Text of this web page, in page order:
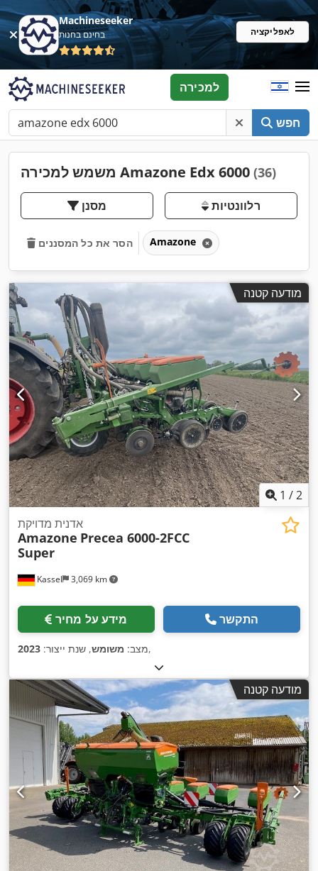
Machineseeker
בחינם בחנות לאפליקציה
חפש
למכירה
משמש למכירה Amazone Edx 6000 (36)
מסנן רלוונטיות
הסר את כל המסננים Amazone
מודעה קטנה
1 /2
Kassel 3,069 km
אדנית מדויקת
Amazone Precea 6000-2FCC
Super
מידע על מחיר התקשר
מצב: משומש, שנת ייצור: 2023 ,
מודעה קטנה